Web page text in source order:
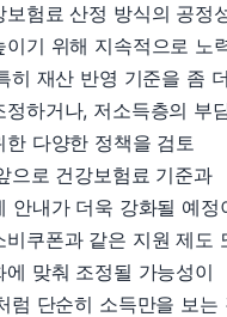
보험료 산정 방식의 공정
이기 위해 지속적으로 노
히 재산 반영 기준을 좀 더
정하거나, 저소득층의 부
한 다양한 정책을 검토
으로 건강보험료 기준과
안내가 더욱 강화될 예정
비쿠폰과 같은 지원 제도
에 맞춰 조정될 가능성이
럼 단순히 소득만을 보는